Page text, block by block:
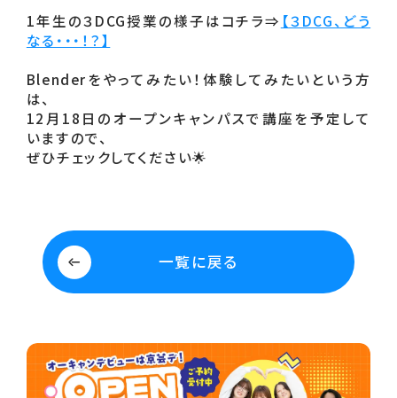
1年生の３DCG授業の様子はコチラ⇒ 【３DCG、どう
なる・・・！？】
Blenderをやってみたい！体験してみたいという方
は、
12月18日のオープンキャンパスで講座を予定して
いますので、
ぜひチェックしてください🌟
一覧に戻る